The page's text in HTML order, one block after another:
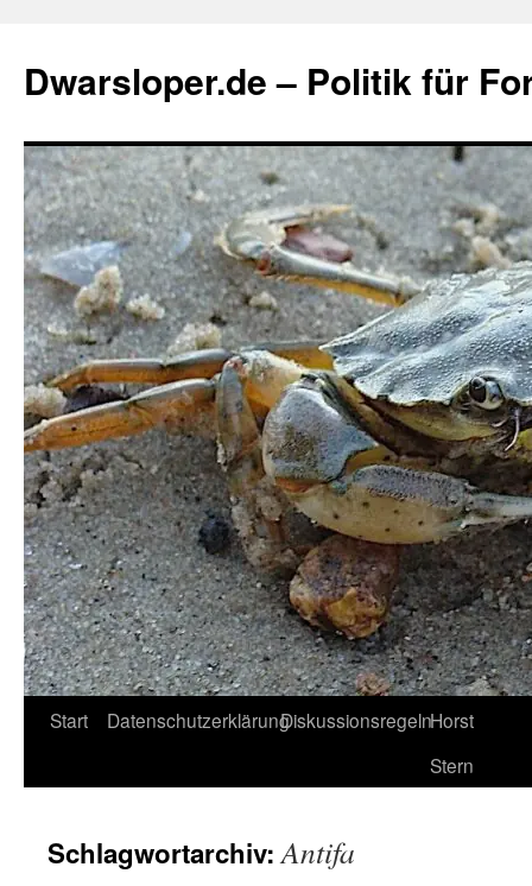
springen
Dwarsloper.de – Politik für
Start DatenschutzerklärungDiskussionsregelnHorst
Stern
Schlagwortarchiv:Antifa